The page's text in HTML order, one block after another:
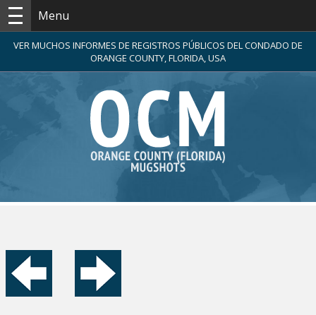
Menu
VER MUCHOS INFORMES DE REGISTROS PÚBLICOS DEL CONDADO DE
ORANGE COUNTY, FLORIDA, USA